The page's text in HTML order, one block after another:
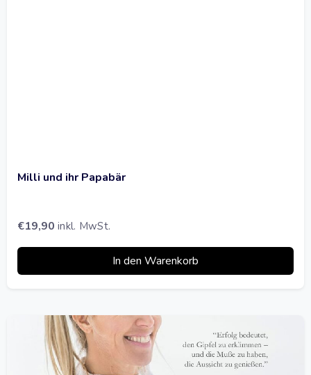
Milli und ihr Papabär
€19,90 inkl. MwSt.
In den Warenkorb